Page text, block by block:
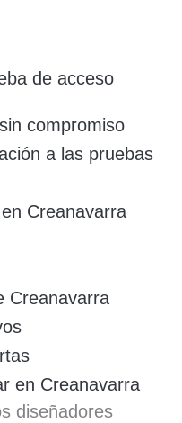
de acceso
compromiso
a las pruebas
Creanavarra
Creanavarra
en Creanavarra
diseñadores